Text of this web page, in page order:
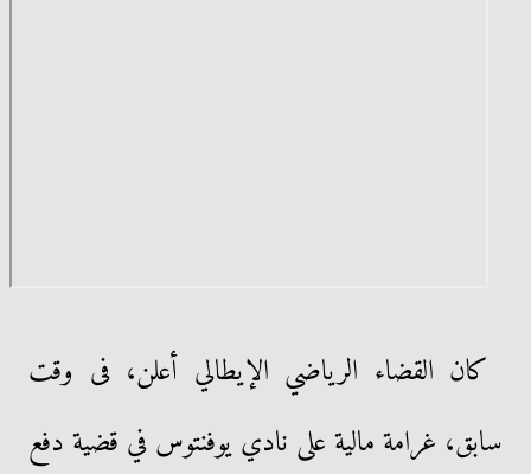
كان القضاء الرياضي الإيطالي أعلن، فى وقت
سابق، غرامة مالية على نادي يوفنتوس في قضية دفع